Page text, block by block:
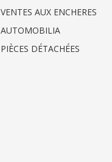
VENTES AUX ENCHERES
AUTOMOBILIA
PIÈCES DÉTACHÉES